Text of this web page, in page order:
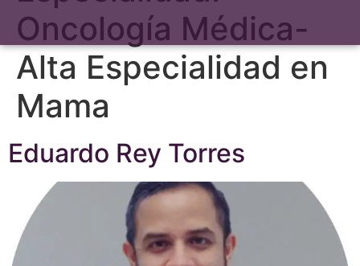
Oncología Médica-
Alta Especialidad en
Mama
Eduardo Rey Torres